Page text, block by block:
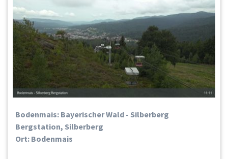
Bodenmais: Bayerischer Wald - Silberberg
Bergstation, Silberberg
Ort: Bodenmais